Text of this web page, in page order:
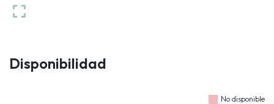
Disponibilidad
No disponible